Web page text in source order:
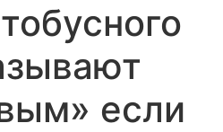
если